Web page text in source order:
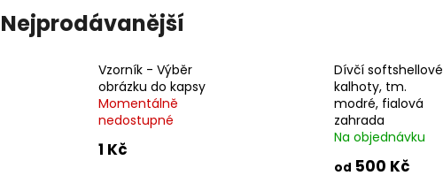
Nejprodávanější
Vzorník - Výběr
obrázku do kapsy
Momentálně
nedostupné
1 Kč
Dívčí softshellové
kalhoty, tm.
modré, fialová
zahrada
Na objednávku
od 500 Kč